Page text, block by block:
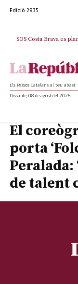
Edició 2935
SOS Costa Brava es
La memòria viva de
Els Països Catalans al teu abast
Dissabte, 08 de agost del 2026
El
porta
Peralada:
de talent